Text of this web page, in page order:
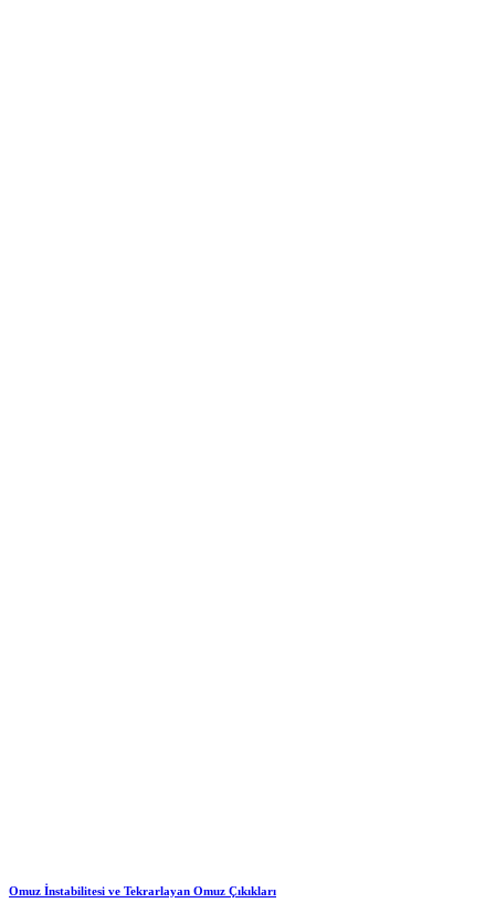
Omuz İnstabilitesi ve Tekrarlayan Omuz Çıkıkları